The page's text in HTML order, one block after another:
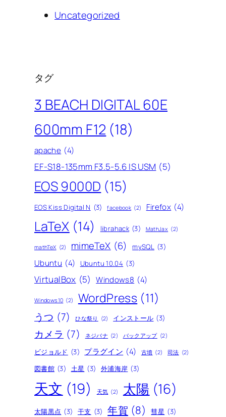
Uncategorized
タグ
3 BEACH DIGITAL 60E
600mm F12 (18)
apache (4)
EF-S18-135mm F3.5-5.6 IS USM (5)
EOS 9000D (15)
EOS Kiss Digital N (3) facebook (2) Firefox (4)
LaTeX (14) librahack (3) MathJax (2)
mathTeX (2) mimeTeX (6) mySQL (3)
Ubuntu (4) Ubuntu 10.04 (3)
VirtualBox (5) Windows8 (4)
Windows10 (2) WordPress (11)
うつ (7) ひな祭り (2) インストール (3)
カメラ (7) ネジバナ (2) バックアップ (2)
ビジョルド (3) プラグイン (4) 古墳 (2) 司法 (2)
図書館 (3) 土星 (3) 外浦海岸 (3)
天文 (19) 天気 (2) 太陽 (16)
太陽黒点 (3) 干支 (3) 年賀 (8) 彗星 (3)